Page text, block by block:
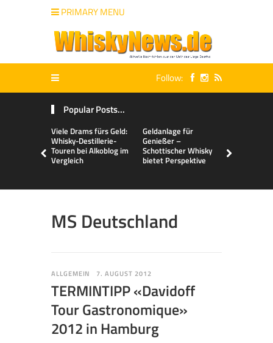
PRIMARY MENU
Follow:
Popular Posts...
Viele Drams fürs Geld:
Whisky-Destillerie-
Touren bei Alkoblog im
Vergleich
Geldanlage für
Genießer –
Schottischer Whisky
bietet Perspektive
MS Deutschland
ALLGEMEIN 7. AUGUST 2012
TERMINTIPP «Davidoff
Tour Gastronomique»
2012 in Hamburg